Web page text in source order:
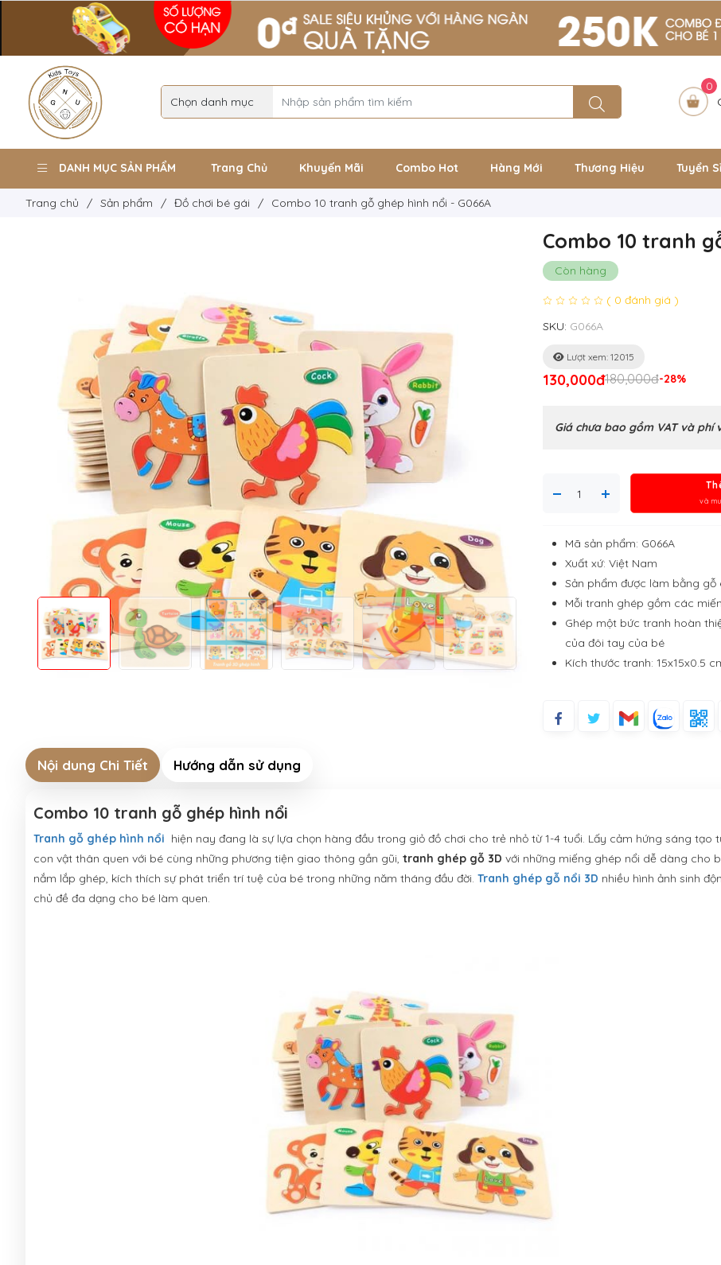
0
DANH MỤC SẢN PHẨM Trang Chủ Khuyến Mãi Combo Hot Hàng Mới Thương Hiệu Tuyển
Trang chủ / Sản phẩm / Đồ chơi bé gái / Combo 10 tranh gỗ ghép hình nổi - G066A
Combo 10 tranh
Còn hàng
( 0 đánh giá )
SKU: G066A
Lượt xem: 12015
130,000đ180,000đ-28%
Giá chưa bao gồm VAT và phí
và
Mã sản phẩm: G066A
Xuất xứ: Việt Nam
Sản phẩm được làm bằng
Mỗi tranh ghép gồm các
Ghép một bức tranh hoàn
của đôi tay của bé
Kích thước tranh: 15x15x0.5
Nội dung Chi Tiết Hướng dẫn sử dụng
Combo 10 tranh gỗ ghép hình nổi
Tranh gỗ ghép hình nổi hiện nay đang là sự lựa chọn hàng đầu trong giỏ đồ chơi cho trẻ nhỏ từ 1-4 tuổi. Lấy cảm hứng sáng tạo
con vật thân quen với bé cùng những phương tiện giao thông gần gũi, tranh ghép gỗ 3D với những miếng ghép nổi dễ dàng cho
nắm lắp ghép, kích thích sự phát triển trí tuệ của bé trong những năm tháng đầu đời. Tranh ghép gỗ nổi 3D nhiều hình ảnh sinh
chủ đề đa dạng cho bé làm quen.